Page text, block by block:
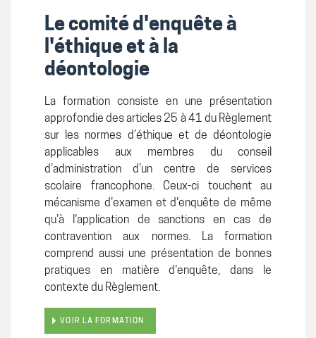
Le comité d'enquête à
l'éthique et à la
déontologie
La formation consiste en une présentation
approfondie des articles 25 à 41 du Règlement
sur les normes d’éthique et de déontologie
applicables aux membres du conseil
d’administration d’un centre de services
scolaire francophone. Ceux-ci touchent au
mécanisme d'examen et d'enquête de même
qu'à l'application de sanctions en cas de
contravention aux normes. La formation
comprend aussi une présentation de bonnes
pratiques en matière d'enquête, dans le
contexte du Règlement.
VOIR LA FORMATION